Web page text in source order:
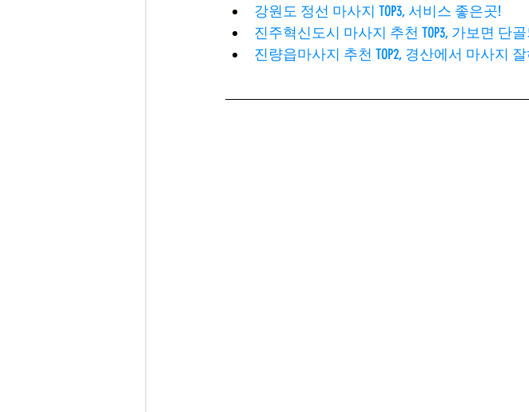
강원도 정선 마사지 TOP3, 서비스 좋은곳!
진주혁신도시 마사지 추천 TOP3, 가보면 단
진량읍마사지 추천 TOP2, 경산에서 마사지